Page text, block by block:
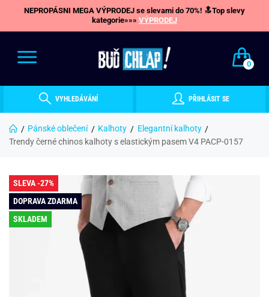
NEPROPÁSNI MEGA VÝPRODEJ se slevami do 70%! 🔝Top slevy
kategorie»»» VÝPRODEJ
0
VYHLEDÁVÁNÍ PŘIHLÁSIT SE
Pánské oblečení Kalhoty
Elegantní kalhoty
Trendy černé chinos kalhoty s elastickým pasem V4 PACP-0157
SLEVA -27%
DOPRAVA ZDARMA
SKLADEM